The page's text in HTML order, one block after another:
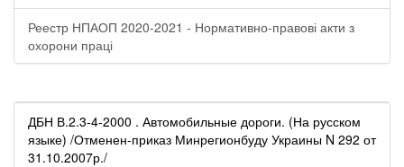
Реестр НПАОП 2020-2021 - Нормативно-правові акти з
охорони праці
ДБН В.2.3-4-2000 . Автомобильные дороги. (На русском
языке) /Отменен-приказ Минрегионбуду Украины N 292 от
31.10.2007р./